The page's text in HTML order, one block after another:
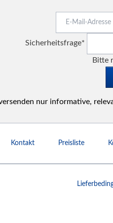
Adresse
Pflichtfeld
Sicherheitsfrage*
Bitte
nur informative,
Kontakt Preisliste
Navigation